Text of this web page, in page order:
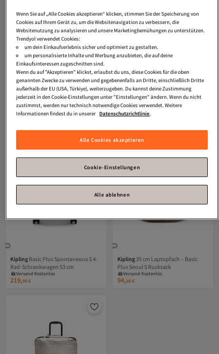
KiplingBasic Plus City Rucksack 30
cm
Versand Kostenlos
Gratis Versand
Versand Kostenlos
94,90€
Rollen Trolley 66 cm
Versand Kostenlos
Gratis Versand
Versand Kostenlos
269,90€
Kipling Basic Plus Spontaneous S 4-
Rad-Schrankwagen 53 cm
Versand Kostenlos
Gratis Versand
Versand Kostenlos
219,90€
Kipling 35 cm Laptopfach – Basic
Plus Seoul S Rucksack
Versand Kostenlos
Gratis Versand
Versand Kostenlos
94,90€
Wenn Sie auf „Alle Cookies akzeptieren“ klicken, stimmen Sie der Speicherung von
Cookies auf Ihrem Gerät zu, um die Websitenavigation zu verbessern, die
Websitenutzung zu analysieren und unsere Marketingbemühungen zu unterstützen.
Trendyol verwendet Cookies:
um dein Einkaufserlebnis sicher und optimiert zu gestalten.
um personalisierte Inhalte und Werbung anzubieten, die auf deine
Einkaufsinteressen zugeschnitten sind.
Wenn du auf "Akzeptieren" klickst, erlaubst du uns, diese Cookies für die oben
genannten Zwecke zu verwenden und gegebenenfalls an Dritte, einschließlich Dritte
außerhalb der EU (USA, Türkiye), weiterzugeben. Du kannst deine Zustimmung
jederzeit in den Cookie-Einstellungen unter "Einstellungen" ändern. Wenn du nicht
zustimmst, werden nur technisch notwendige Cookies verwendet. Weitere
Informationen findest du in unserer Datenschutzrichtlinie.
Alle Cookies akzeptieren
Cookie-Einstellungen
Alle ablehnen